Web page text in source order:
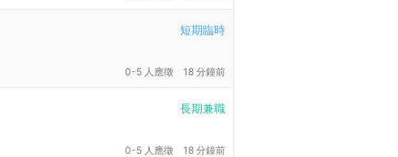
短期臨時
0-5 人應徵 18 分鐘前
長期兼職
0-5 人應徵 18 分鐘前